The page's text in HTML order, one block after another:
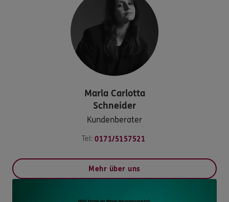
Marla Carlotta
Schneider
Kundenberater
Tel: 0171/5157521
Mehr über uns